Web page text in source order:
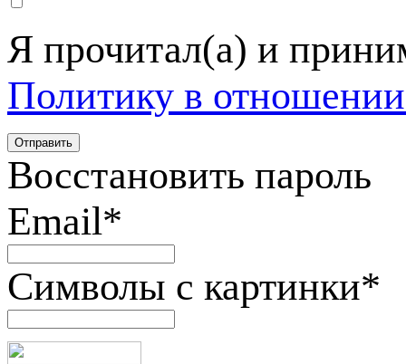
Я прочитал(а) и
Политику в
Восстановить пароль
Email*
Символы с картинки*